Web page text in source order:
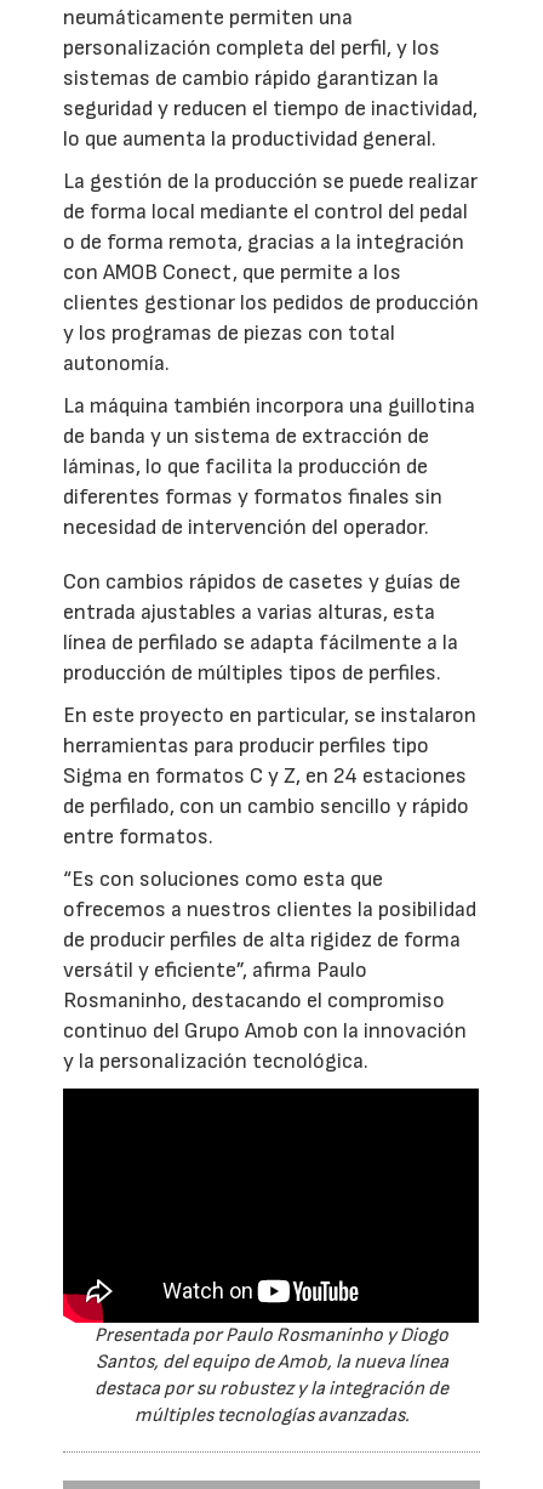
neumáticamente permiten una
personalización completa del perfil, y los
sistemas de cambio rápido garantizan la
seguridad y reducen el tiempo de inactividad,
lo que aumenta la productividad general.
La gestión de la producción se puede realizar
de forma local mediante el control del pedal
o de forma remota, gracias a la integración
con AMOB Conect, que permite a los
clientes gestionar los pedidos de producción
y los programas de piezas con total
autonomía.
La máquina también incorpora una guillotina
de banda y un sistema de extracción de
láminas, lo que facilita la producción de
diferentes formas y formatos finales sin
necesidad de intervención del operador.
Con cambios rápidos de casetes y guías de
entrada ajustables a varias alturas, esta
línea de perfilado se adapta fácilmente a la
producción de múltiples tipos de perfiles.
En este proyecto en particular, se instalaron
herramientas para producir perfiles tipo
Sigma en formatos C y Z, en 24 estaciones
de perfilado, con un cambio sencillo y rápido
entre formatos.
“Es con soluciones como esta que
ofrecemos a nuestros clientes la posibilidad
de producir perfiles de alta rigidez de forma
versátil y eficiente”, afirma Paulo
Rosmaninho, destacando el compromiso
continuo del Grupo Amob con la innovación
y la personalización tecnológica.
Presentada por Paulo Rosmaninho y Diogo
Santos, del equipo de Amob, la nueva línea
destaca por su robustez y la integración de
múltiples tecnologías avanzadas.